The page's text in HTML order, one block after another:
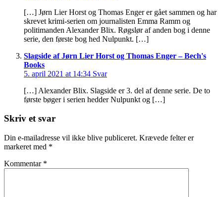
[…] Jørn Lier Horst og Thomas Enger er gået sammen og har
skrevet krimi-serien om journalisten Emma Ramm og
politimanden Alexander Blix. Røgslør af anden bog i denne
serie, den første bog hed Nulpunkt. […]
Slagside af Jørn Lier Horst og Thomas Enger – Bech's
Books
5. april 2021 at 14:34 Svar
[…] Alexander Blix. Slagside er 3. del af denne serie. De to
første bøger i serien hedder Nulpunkt og […]
Skriv et svar
Din e-mailadresse vil ikke blive publiceret. Krævede felter er
markeret med *
Kommentar *